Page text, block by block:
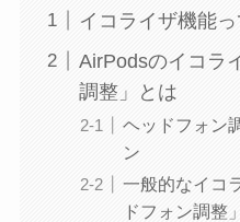
イコライザ機能っ
AirPodsのイコラ
調整」とは
ヘッドフォン
ン
一般的なイコ
ドフォン調整